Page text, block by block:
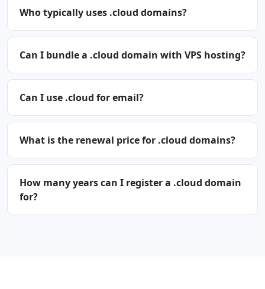
Who typically uses .cloud domains?
Can I bundle a .cloud domain with VPS hosting?
Can I use .cloud for email?
What is the renewal price for .cloud domains?
How many years can I register a .cloud domain
for?